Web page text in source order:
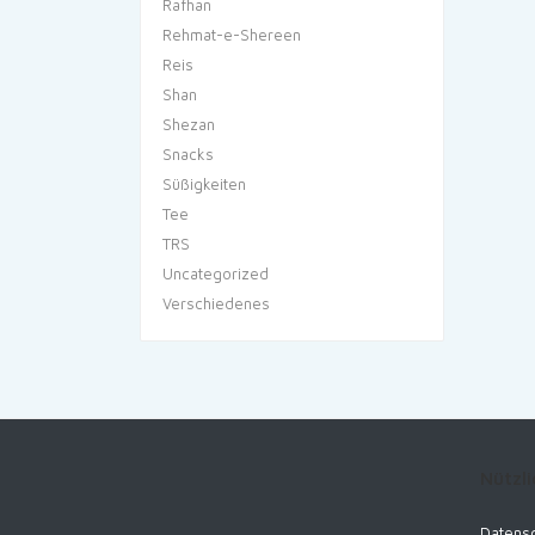
Rafhan
Rehmat-e-Shereen
Reis
Shan
Shezan
Snacks
Süßigkeiten
Tee
TRS
Uncategorized
Verschiedenes